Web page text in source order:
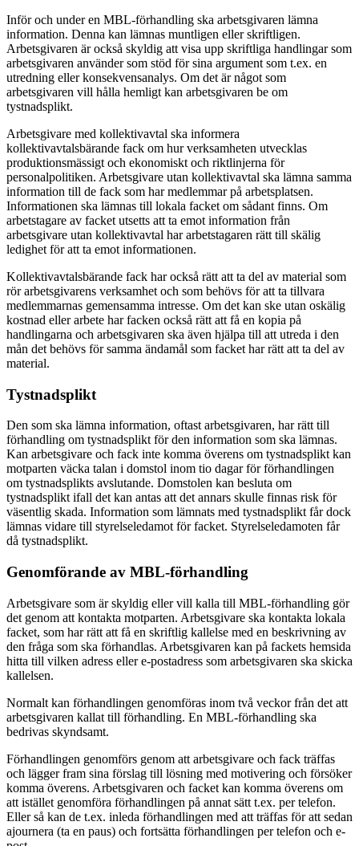
Inför och under en MBL-förhandling ska arbetsgivaren lämna
information. Denna kan lämnas muntligen eller skriftligen.
Arbetsgivaren är också skyldig att visa upp skriftliga handlingar som
arbetsgivaren använder som stöd för sina argument som t.ex. en
utredning eller konsekvensanalys. Om det är något som
arbetsgivaren vill hålla hemligt kan arbetsgivaren be om
tystnadsplikt.
Arbetsgivare med kollektivavtal ska informera
kollektivavtalsbärande fack om hur verksamheten utvecklas
produktionsmässigt och ekonomiskt och riktlinjerna för
personalpolitiken. Arbetsgivare utan kollektivavtal ska lämna samma
information till de fack som har medlemmar på arbetsplatsen.
Informationen ska lämnas till lokala facket om sådant finns. Om
arbetstagare av facket utsetts att ta emot information från
arbetsgivare utan kollektivavtal har arbetstagaren rätt till skälig
ledighet för att ta emot informationen.
Kollektivavtalsbärande fack har också rätt att ta del av material som
rör arbetsgivarens verksamhet och som behövs för att ta tillvara
medlemmarnas gemensamma intresse. Om det kan ske utan oskälig
kostnad eller arbete har facken också rätt att få en kopia på
handlingarna och arbetsgivaren ska även hjälpa till att utreda i den
mån det behövs för samma ändamål som facket har rätt att ta del av
material.
Tystnadsplikt
Den som ska lämna information, oftast arbetsgivaren, har rätt till
förhandling om tystnadsplikt för den information som ska lämnas.
Kan arbetsgivare och fack inte komma överens om tystnadsplikt kan
motparten väcka talan i domstol inom tio dagar för förhandlingen
om tystnadsplikts avslutande. Domstolen kan besluta om
tystnadsplikt ifall det kan antas att det annars skulle finnas risk för
väsentlig skada. Information som lämnats med tystnadsplikt får dock
lämnas vidare till styrelseledamot för facket. Styrelseledamoten får
då tystnadsplikt.
Genomförande av MBL-förhandling
Arbetsgivare som är skyldig eller vill kalla till MBL-förhandling gör
det genom att kontakta motparten. Arbetsgivare ska kontakta lokala
facket, som har rätt att få en skriftlig kallelse med en beskrivning av
den fråga som ska förhandlas. Arbetsgivaren kan på fackets hemsida
hitta till vilken adress eller e-postadress som arbetsgivaren ska skicka
kallelsen.
Normalt kan förhandlingen genomföras inom två veckor från det att
arbetsgivaren kallat till förhandling. En MBL-förhandling ska
bedrivas skyndsamt.
Förhandlingen genomförs genom att arbetsgivare och fack träffas
och lägger fram sina förslag till lösning med motivering och försöker
komma överens. Arbetsgivaren och facket kan komma överens om
att istället genomföra förhandlingen på annat sätt t.ex. per telefon.
Eller så kan de t.ex. inleda förhandlingen med att träffas för att sedan
ajournera (ta en paus) och fortsätta förhandlingen per telefon och e-